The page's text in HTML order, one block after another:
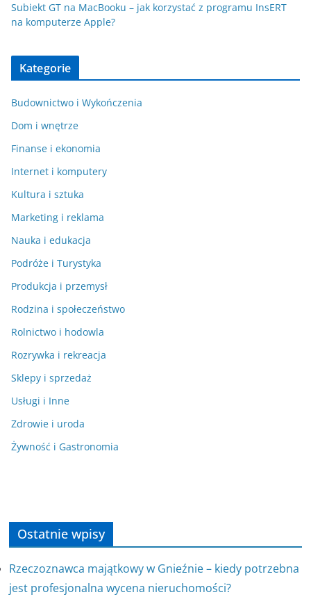
Subiekt GT na MacBooku – jak korzystać z programu InsERT
na komputerze Apple?
Kategorie
Budownictwo i Wykończenia
Dom i wnętrze
Finanse i ekonomia
Internet i komputery
Kultura i sztuka
Marketing i reklama
Nauka i edukacja
Podróże i Turystyka
Produkcja i przemysł
Rodzina i społeczeństwo
Rolnictwo i hodowla
Rozrywka i rekreacja
Sklepy i sprzedaż
Usługi i Inne
Zdrowie i uroda
Żywność i Gastronomia
Ostatnie wpisy
Rzeczoznawca majątkowy w Gnieźnie – kiedy potrzebna
jest profesjonalna wycena nieruchomości?